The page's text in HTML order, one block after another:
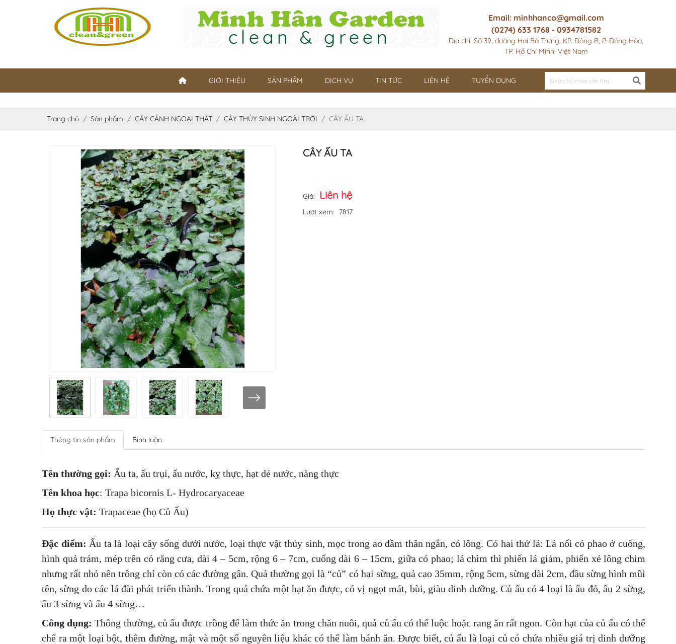
Email: minhhanco@gmail.com
(0274) 633 1768 - 0934781582
Địa chỉ: Số 39, đường Hai Bà Trưng, KP. Đông B, P. Đông Hòa,
TP. Hồ Chí Minh, Việt Nam
GIỚI THIỆU SẢN PHẨM DỊCH VỤ TIN TỨC LIÊN HỆ TUYỂN DỤNG
Trang chủ Sản phẩm CÂY CẢNH NGOẠI THẤT CÂY THỦY SINH NGOÀI TRỜI CÂY ẤU TA
CÂY ẤU TA
Giá: Liên hệ
Lượt xem: 7817
Thông tin sản phẩm Bình luận
Tên thường gọi: Ấu ta, ấu trụi, ấu nước, kỵ thực, hạt dẻ nước, năng thực
Tên khoa học: Trapa bicornis L- Hydrocaryaceae
Họ thực vật: Trapaceae (họ Củ Ấu)
Đặc điểm: Ấu ta là loại cây sống dưới nước, loại thực vật thủy sinh, mọc trong ao đầm thân ngắn, có lông. Có hai thứ lá: Lá nổi có phao ở cuống,
hình quả trám, mép trên có răng cưa, dài 4 – 5cm, rộng 6 – 7cm, cuống dài 6 – 15cm, giữa có phao; lá chìm thì phiến lá giảm, phiến xẻ lông chim
nhưng rất nhỏ nên trông chỉ còn có các đường gân. Quả thường gọi là “củ” có hai sừng, quả cao 35mm, rộng 5cm, sừng dài 2cm, đầu sừng hình mũi
tên, sừng do các lá đài phát triển thành. Trong quả chứa một hạt ăn được, có vị ngọt mát, bùi, giàu dinh dưỡng. Củ ấu có 4 loại là ấu đỏ, ấu 2 sừng,
ấu 3 sừng và ấu 4 sừng…
Công dụng:Thông thường, củ ấu được trồng để làm thức ăn trong chăn nuôi, quả củ ấu có thể luộc hoặc rang ăn rất ngon. Còn hạt của củ ấu có thể
chế ra một loại bột, thêm đường, mật và một số nguyên liệu khác có thể làm bánh ăn. Được biết, củ ấu là loại củ có chứa nhiều giá trị dinh dưỡng